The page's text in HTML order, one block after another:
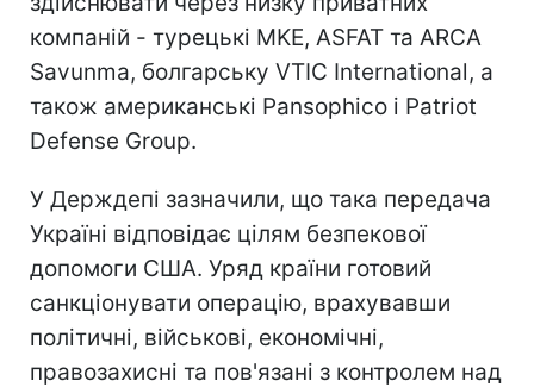
компаній - турецькі MKE, ASFAT та ARCA
Savunma, болгарську VTIC International, а
також американські Pansophico і Patriot
Defense Group.
У Держдепі зазначили, що така передача
Україні відповідає цілям безпекової
допомоги США. Уряд країни готовий
санкціонувати операцію, врахувавши
політичні, військові, економічні,
правозахисні та пов'язані з контролем над